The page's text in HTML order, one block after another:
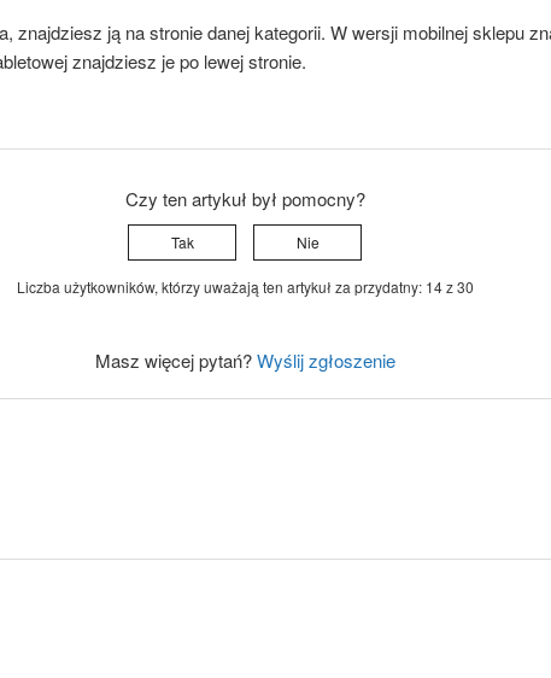
znajdziesz ją na stronie danej kategorii. W wersji mobilnej sklepu
znajdziesz je po lewej stronie.
Czy ten artykuł był pomocny?
Tak Nie
Liczba użytkowników, którzy uważają ten artykuł za przydatny: 14 z 30
Masz więcej pytań?Wyślij zgłoszenie